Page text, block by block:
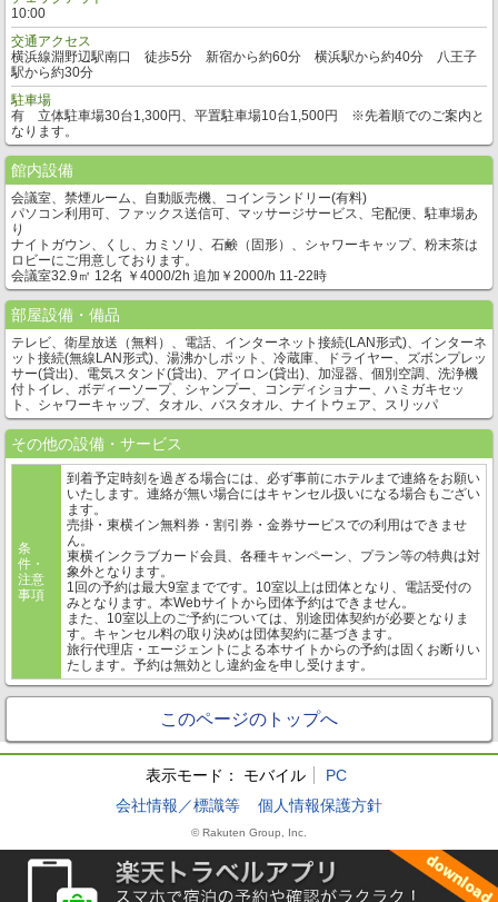
10:00
交通アクセス
横浜線淵野辺駅南口 徒歩5分 新宿から約60分 横浜駅から約40分 八王子
駅から約30分
駐車場
有 立体駐車場30台1,300円、平置駐車場10台1,500円 ※先着順でのご案内と
なります。
館内設備
会議室、禁煙ルーム、自動販売機、コインランドリー(有料)
パソコン利用可、ファックス送信可、マッサージサービス、宅配便、駐車場あ
り
ナイトガウン、くし、カミソリ、石鹸（固形）、シャワーキャップ、粉末茶は
ロビーにご用意しております。
会議室32.9㎡ 12名 ￥4000/2h 追加￥2000/h 11-22時
部屋設備・備品
テレビ、衛星放送（無料）、電話、インターネット接続(LAN形式)、インターネ
ット接続(無線LAN形式)、湯沸かしポット、冷蔵庫、ドライヤー、ズボンプレッ
サー(貸出)、電気スタンド(貸出)、アイロン(貸出)、加湿器、個別空調、洗浄機
付トイレ、ボディーソープ、シャンプー、コンディショナー、ハミガキセッ
ト、シャワーキャップ、タオル、バスタオル、ナイトウェア、スリッパ
その他の設備・サービス
条
件・
注意
事項
到着予定時刻を過ぎる場合には、必ず事前にホテルまで連絡をお願い
いたします。連絡が無い場合にはキャンセル扱いになる場合もござい
ます。
売掛・東横イン無料券・割引券・金券サービスでの利用はできませ
ん。
東横インクラブカード会員、各種キャンペーン、プラン等の特典は対
象外となります。
1回の予約は最大9室までです。10室以上は団体となり、電話受付の
みとなります。本Webサイトから団体予約はできません。
また、10室以上のご予約については、別途団体契約が必要となりま
す。キャンセル料の取り決めは団体契約に基づきます。
旅行代理店・エージェントによる本サイトからの予約は固くお断りい
たします。予約は無効とし違約金を申し受けます。
このページのトップへ
表示モード： モバイル
PC
会社情報／標識等
個人情報保護方針
© Rakuten Group, Inc.